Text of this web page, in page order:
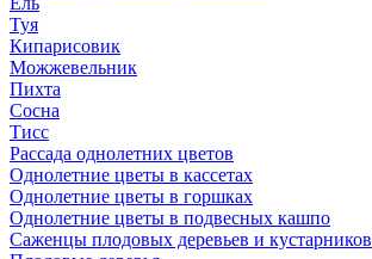
Туя
Кипарисовик
Можжевельник
Пихта
Сосна
Тисc
Рассада однолетних цветов
Однолетние цветы в кассетах
Однолетние цветы в горшках
Однолетние цветы в подвесных кашпо
Саженцы плодовых деревьев и кустарников